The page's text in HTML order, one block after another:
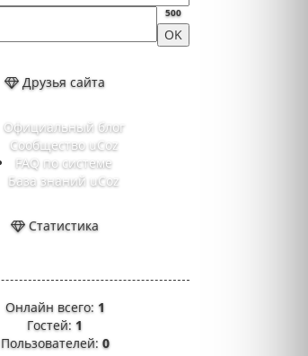
500
Друзья сайта
Официальный блог
Сообщество uCoz
FAQ по системе
База знаний uCoz
Статистика
Онлайн всего: 1
Гостей: 1
Пользователей:0